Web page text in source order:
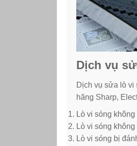
Dịch vụ
Dịch vụ sửa lò vi
hãng Sharp,
Lò vi sóng không
Lò vi sóng
Lò vi sóng bị